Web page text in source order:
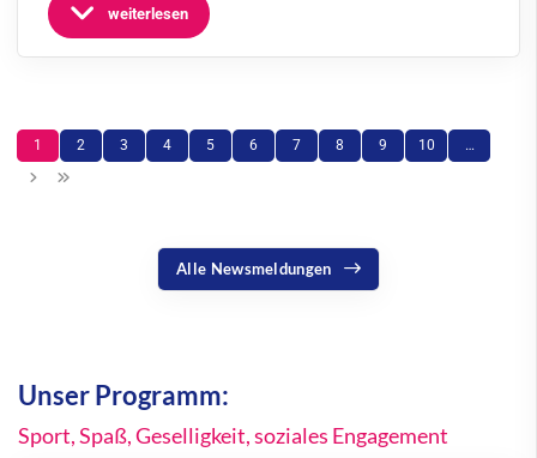
weiterlesen
1 2 3 4 5 6 7 8 9 10 …
Alle Newsmeldungen
Unser Programm:
Sport, Spaß, Geselligkeit, soziales Engagement